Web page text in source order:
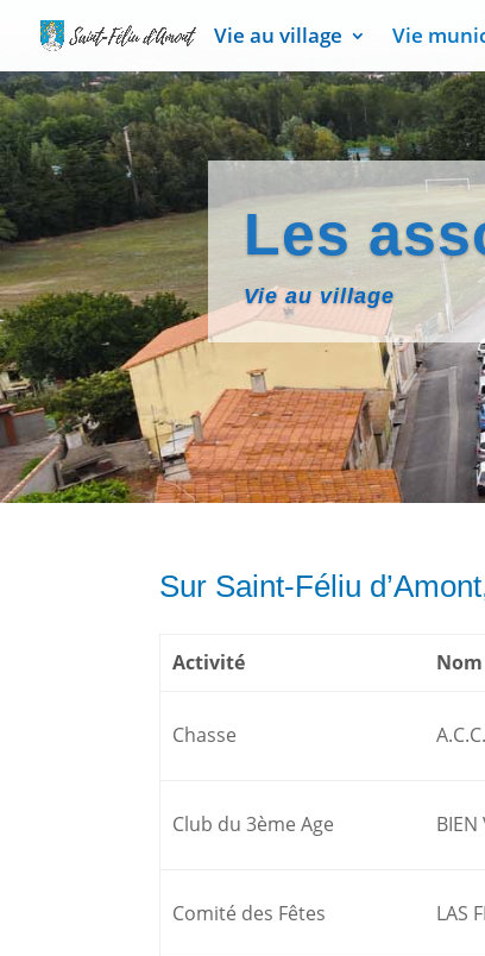
Vie au village Vie
Les
Vie au village
Sur Saint-Féliu
Activité
Chasse
Club du 3ème Age BIEN
Comité des Fêtes LAS